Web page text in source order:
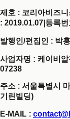
제호 : 코리아비즈
: 2019.01.07 등록
발행인/편집인 : 박
사업자명 : 케이비
07238
주소 : 서울특별시
기린빌딩)
E-MAIL :